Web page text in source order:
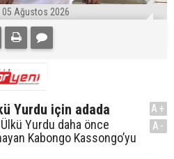
05 Ağustos 2026
Yurdu için adada
Yurdu daha önce
Kabongo Kassongo’yu
A+
A-